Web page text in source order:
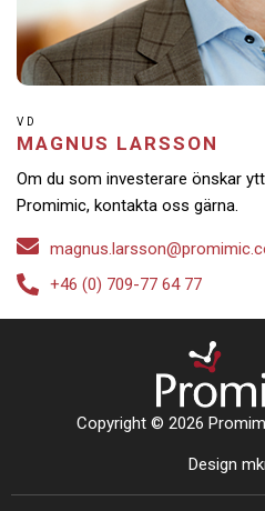
VD
MAGNUS LARSSON
Om du som investerare önskar
Promimic, kontakta oss gärna.
+46 (0) 709-77 64 77
Copyright © 2026
Design